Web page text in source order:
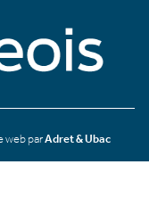
web parAdret & Ubac